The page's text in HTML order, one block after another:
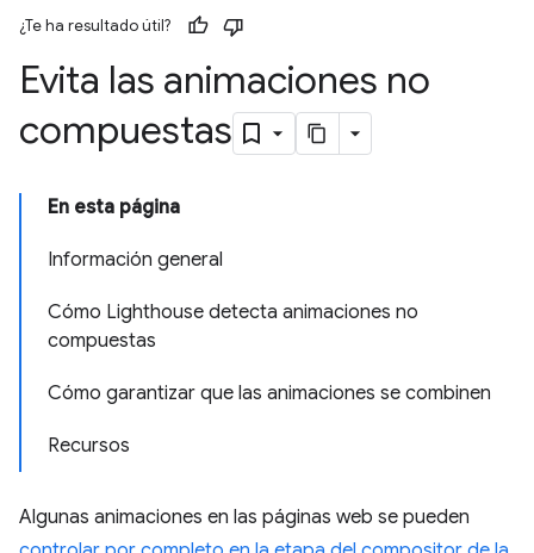
¿Te ha resultado útil?
Evita las animaciones no
compuestas
En esta página
Información general
Cómo Lighthouse detecta animaciones no
compuestas
Cómo garantizar que las animaciones se combinen
Recursos
Algunas animaciones en las páginas web se pueden